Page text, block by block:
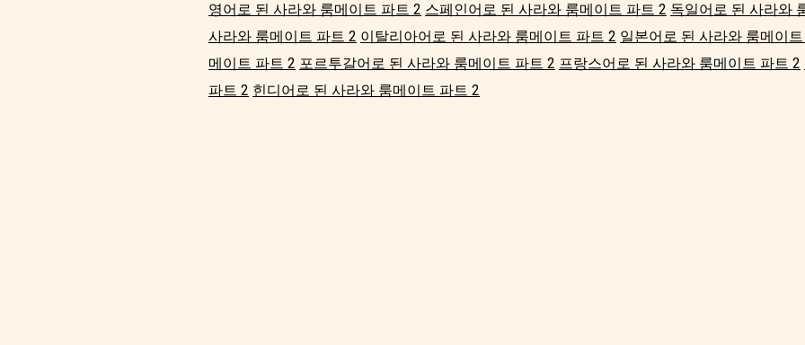
영어로 된 사라와 룸메이트 파트 2 스페인어로 된 사라와 룸메이트 파트 2 독일어로 된 사라와
사라와 룸메이트 파트 2 이탈리아어로 된 사라와 룸메이트 파트 2 일본어로 된 사라와 룸메이
메이트 파트 2 포르투갈어로 된 사라와 룸메이트 파트 2 프랑스어로 된 사라와 룸메이트 파트 2
파트 2 힌디어로 된 사라와 룸메이트 파트 2